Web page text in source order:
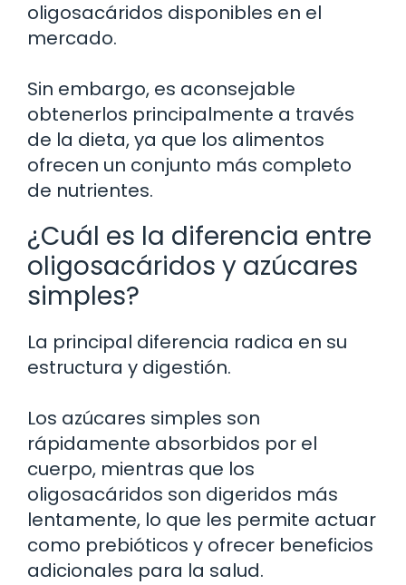
oligosacáridos disponibles en el
mercado.
Sin embargo, es aconsejable
obtenerlos principalmente a través
de la dieta, ya que los alimentos
ofrecen un conjunto más completo
de nutrientes.
¿Cuál es la diferencia entre
oligosacáridos y azúcares
simples?
La principal diferencia radica en su
estructura y digestión.
Los azúcares simples son
rápidamente absorbidos por el
cuerpo, mientras que los
oligosacáridos son digeridos más
lentamente, lo que les permite actuar
como prebióticos y ofrecer beneficios
adicionales para la salud.